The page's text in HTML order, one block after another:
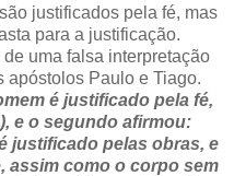
justificados pela fé, mas
para a justificação.
uma falsa interpretação
apóstolos Paulo e Tiago.
é justificado pela fé,
e o segundo afirmou:
justificado pelas obras, e
assim como o corpo sem